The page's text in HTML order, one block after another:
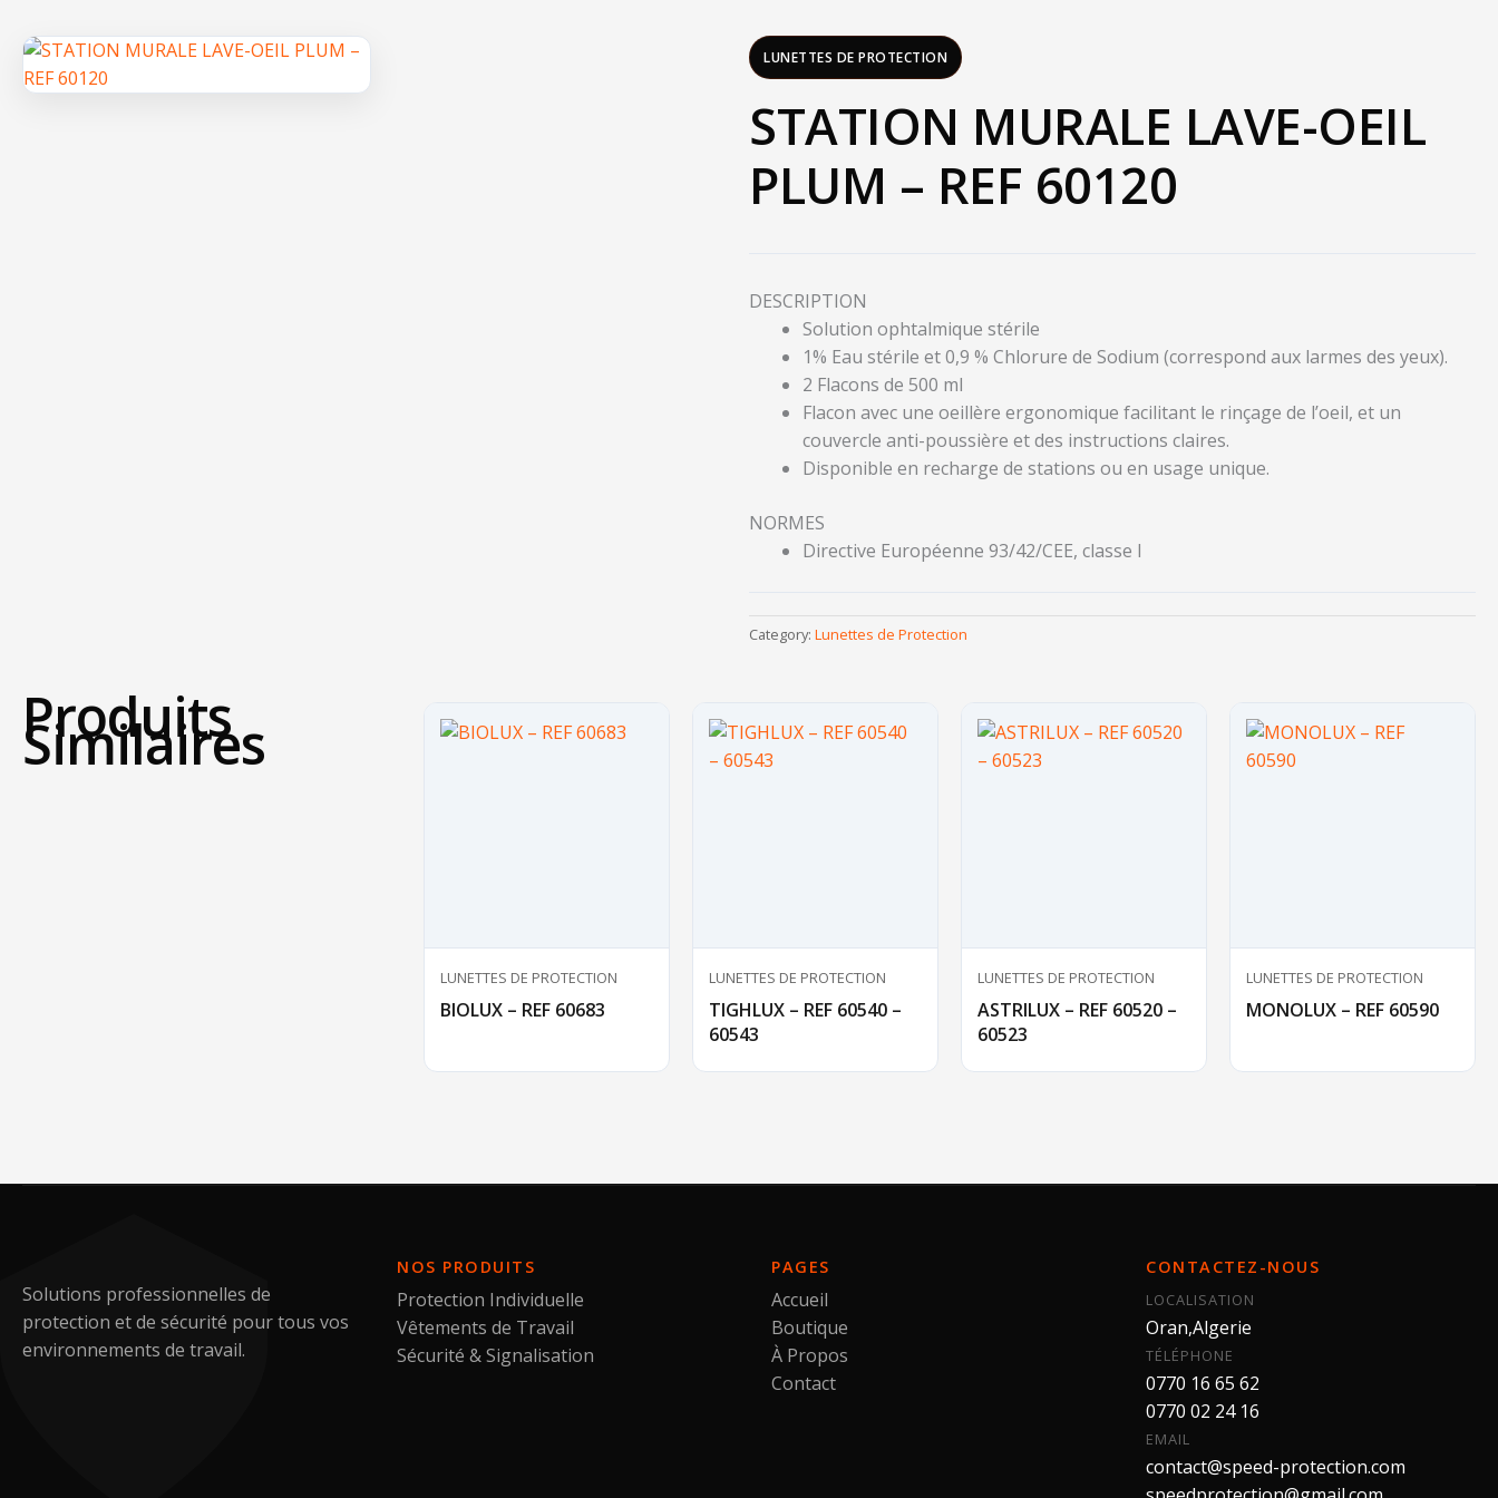
LUNETTES DE PROTECTION
STATION MURALE LAVE-OEIL
PLUM – REF 60120
DESCRIPTION
Solution ophtalmique stérile
1% Eau stérile et 0,9 % Chlorure de Sodium (correspond aux larmes des yeux).
2 Flacons de 500 ml
Flacon avec une oeillère ergonomique facilitant le rinçage de l’oeil, et un
couvercle anti-poussière et des instructions claires.
Disponible en recharge de stations ou en usage unique.
NORMES
Directive Européenne 93/42/CEE, classe I
Category: Lunettes de Protection
Produits
Similaires
LUNETTES DE PROTECTION
BIOLUX – REF 60683
LUNETTES DE PROTECTION
TIGHLUX – REF 60540 –
60543
LUNETTES DE PROTECTION
ASTRILUX – REF 60520 –
60523
LUNETTES DE PROTECTION
MONOLUX – REF 60590
Solutions professionnelles de
protection et de sécurité pour tous vos
environnements de travail.
NOS PRODUITS
Protection Individuelle
Vêtements de Travail
Sécurité & Signalisation
PAGES
Accueil
Boutique
À Propos
Contact
CONTACTEZ-NOUS
LOCALISATION
Oran,Algerie
TÉLÉPHONE
0770 16 65 62
0770 02 24 16
EMAIL
contact@speed-protection.com